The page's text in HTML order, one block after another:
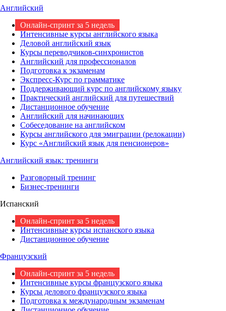
Английский
Онлайн-спринт за 5 недель
Интенсивные курсы английского языка
Деловой английский язык
Курсы переводчиков-синхронистов
Английский для профессионалов
Подготовка к экзаменам
Экспресс-Курс по грамматике
Поддерживающий курс по английскому языку
Практический английский для путешествий
Дистанционное обучение
Английский для начинающих
Собеседование на английском
Курсы английского для эмиграции (релокации)
Курс «Английский язык для пенсионеров»
Английский язык: тренинги
Разговорный тренинг
Бизнес-тренинги
Испанский
Онлайн-спринт за 5 недель
Интенсивные курсы испанского языка
Дистанционное обучение
Французский
Онлайн-спринт за 5 недель
Интенсивные курсы французского языка
Курсы делового французского языка
Подготовка к международным экзаменам